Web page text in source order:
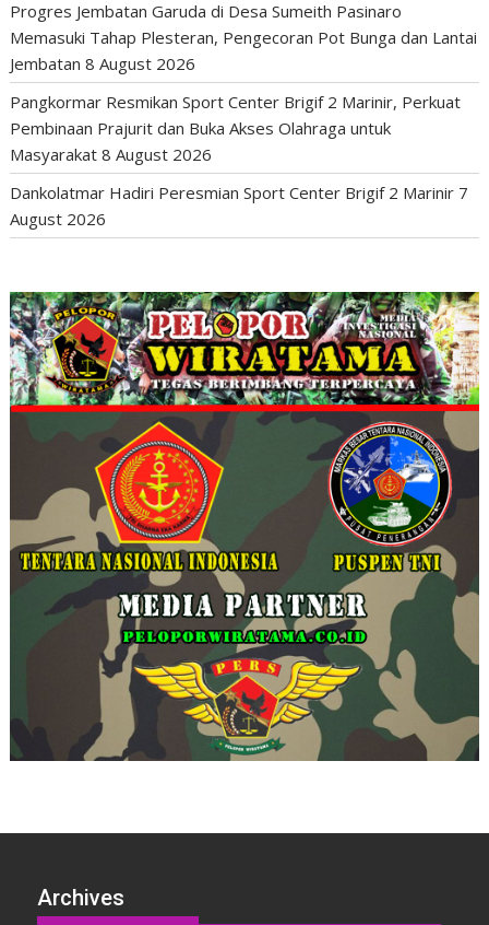
Progres Jembatan Garuda di Desa Sumeith Pasinaro
Memasuki Tahap Plesteran, Pengecoran Pot Bunga dan Lantai
Jembatan 8 August 2026
Pangkormar Resmikan Sport Center Brigif 2 Marinir, Perkuat
Pembinaan Prajurit dan Buka Akses Olahraga untuk
Masyarakat 8 August 2026
Dankolatmar Hadiri Peresmian Sport Center Brigif 2 Marinir 7
August 2026
Archives